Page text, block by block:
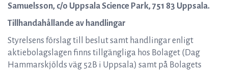
Samuelsson, c/o Uppsala Science Park, 751 83 Uppsala.
Tillhandahållande av handlingar
Styrelsens förslag till beslut samt handlingar enligt
aktiebolagslagen finns tillgängliga hos Bolaget (Dag
Hammarskjölds väg 52B i Uppsala) samt på Bolagets